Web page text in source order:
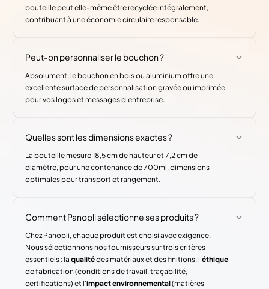
bouteille peut elle-même être recyclée intégralement,
contribuant à une économie circulaire responsable.
Peut-on personnaliser le bouchon ?
Absolument, le bouchon en bois ou aluminium offre une
excellente surface de personnalisation gravée ou imprimée
pour vos logos et messages d'entreprise.
Quelles sont les dimensions exactes ?
La bouteille mesure 18,5 cm de hauteur et 7,2 cm de
diamètre, pour une contenance de 700ml, dimensions
optimales pour transport et rangement.
Comment Panopli sélectionne ses produits ?
Chez Panopli, chaque produit est choisi avec exigence.
Nous sélectionnons nos fournisseurs sur trois critères
essentiels : laqualitédes matériaux et des finitions, l'éthique
de fabrication (conditions de travail, traçabilité,
certifications) et l'impact environnemental(matières